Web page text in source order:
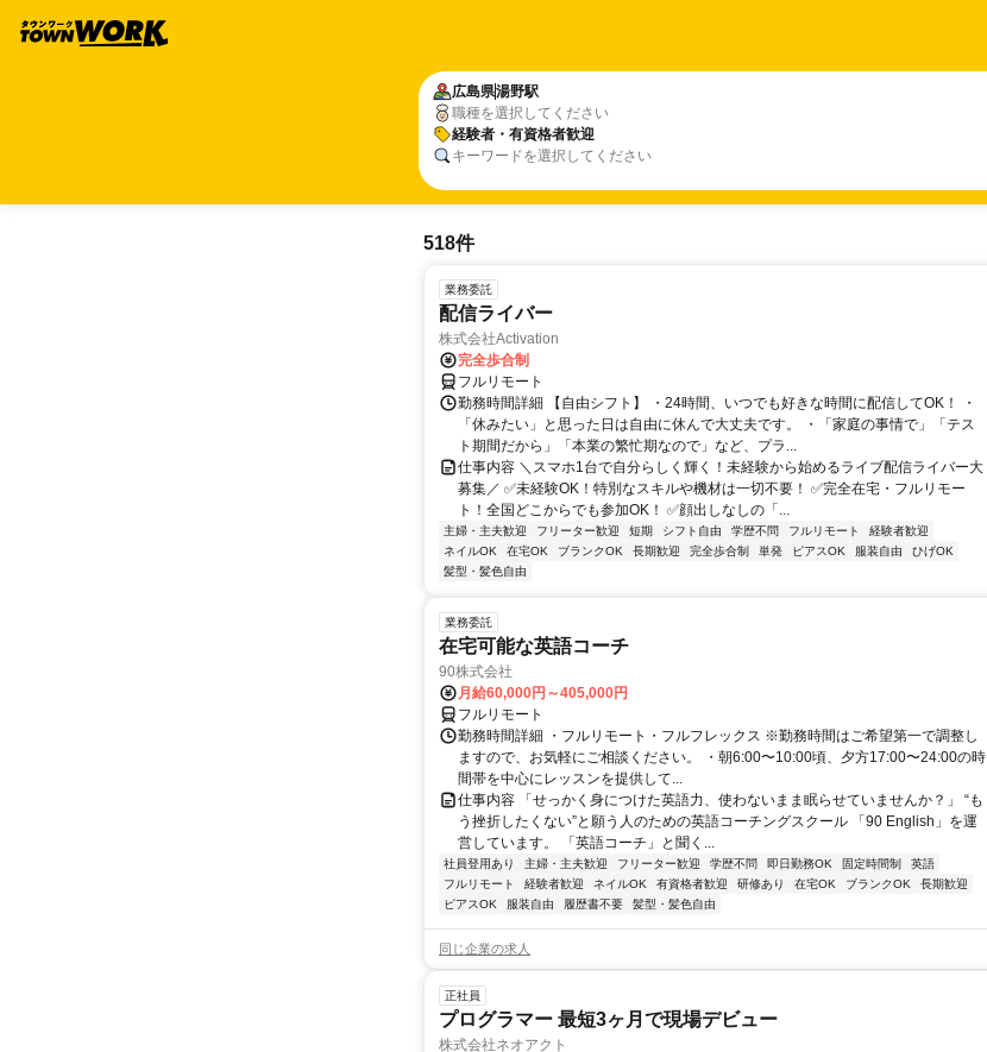
広島県湯野駅
職種を選択してください
経験者・有資格者歓迎
キーワードを選択してください
518件
業務委託
配信ライバー
株式会社Activation
完全歩合制
フルリモート
勤務時間詳細 【自由シフト】 ・24時間、いつでも好きな時間に配信してOK！ ・
「休みたい」と思った日は自由に休んで大丈夫です。 ・「家庭の事情で」「テス
ト期間だから」「本業の繁忙期なので」など、プラ...
仕事内容 ＼スマホ1台で自分らしく輝く！未経験から始めるライブ配信ライバー大
募集／ ✅未経験OK！特別なスキルや機材は一切不要！ ✅完全在宅・フルリモー
ト！全国どこからでも参加OK！ ✅顔出しなしの「...
主婦・主夫歓迎 フリーター歓迎 短期 シフト自由 学歴不問 フルリモート
経験者歓迎
ネイルOK
在宅OK ブランクOK 長期歓迎 完全歩合制 単発 ピアスOK 服装自由
ひげOK
髪型・髪色自由
業務委託
在宅可能な英語コーチ
90株式会社
月給60,000円～405,000円
フルリモート
勤務時間詳細 ・フルリモート・フルフレックス ※勤務時間はご希望第一で調整し
ますので、お気軽にご相談ください。 ・朝6:00〜10:00頃、夕方17:00〜24:00の時
間帯を中心にレッスンを提供して...
仕事内容 「せっかく身につけた英語力、使わないまま眠らせていませんか？」 “も
う挫折したくない”と願う人のための英語コーチングスクール 「90 English」を運
営しています。 「英語コーチ」と聞く...
社員登用あり 主婦・主夫歓迎 フリーター歓迎 学歴不問 即日勤務OK 固定時間制
英語
フルリモート
経験者歓迎 ネイルOK 有資格者歓迎 研修あり 在宅OK ブランクOK
長期歓迎
ピアスOK
服装自由 履歴書不要 髪型・髪色自由
同じ企業の求人
正社員
プログラマー 最短3ヶ月で現場デビュー
株式会社ネオアクト